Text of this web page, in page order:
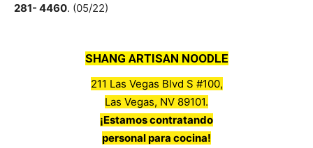
281- 4460. (05/22)
SHANG ARTISAN NOODLE
211 Las Vegas Blvd S #100,
Las Vegas, NV 89101.
¡Estamos contratando
personal para cocina!